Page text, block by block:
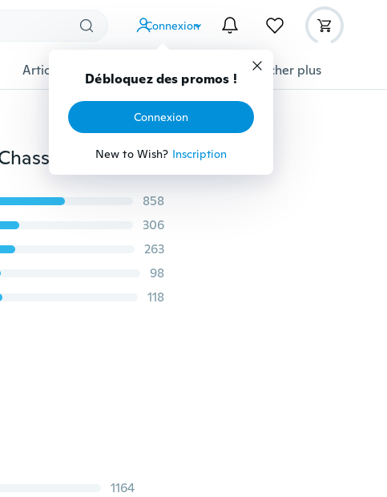
Connexion
Débloquez des promos !
Connexion
New to Wish? Inscription
Articles pour animaux domestiques Afficher plus
Couteau Edc Pliant Extérieur Poche Mini Tactique Chasse Camping Pêche Escalade Couteau Survie Multi Outil Avec Boucle
858
306
263
98
118
1164